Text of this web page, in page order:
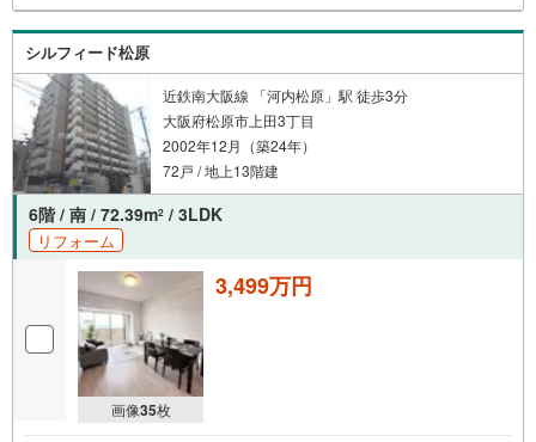
シルフィード松原
近鉄南大阪線 「河内松原」駅 徒歩3分
大阪府松原市上田3丁目
2002年12月（築24年）
72戸 / 地上13階建
6階 / 南 / 72.39m2 / 3LDK
リフォーム
画像35枚
3,499万円